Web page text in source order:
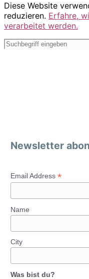
Diese Website
reduzieren. Erfahre,
verarbeitet werden.
Newsletter
Email Address *
Name
City
Was bist du?